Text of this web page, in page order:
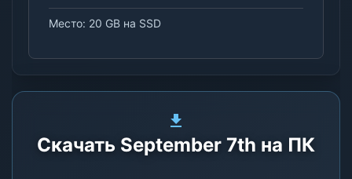
Место: 20 GB на SSD
Скачать September 7th на ПК